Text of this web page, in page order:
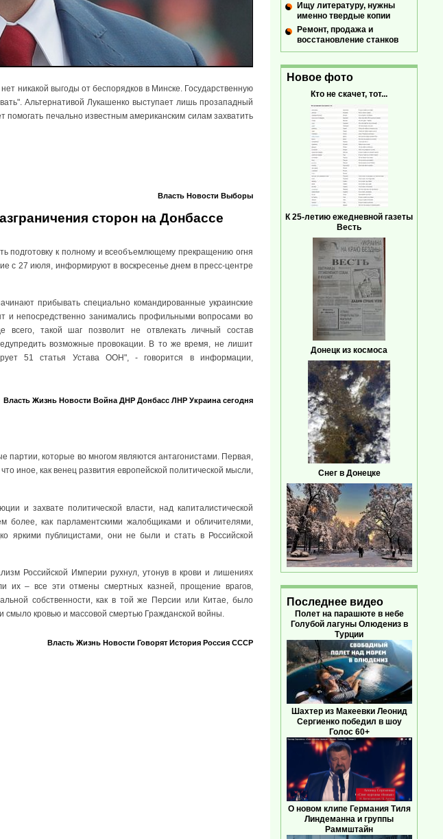
никакой выгоды от беспорядков в Минске. Государственную
Альтернативой Лукашенко выступает лишь прозападный
помогать печально известным американским силам захватить
Власть Новости Выборы
сторон на Донбассе
подготовку к полному и всеобъемлющему прекращению огня
с 27 июля, информируют в воскресенье днем в пресс-центре
прибывать специально командированные украинские
непосредственно занимались профильными вопросами во
такой шаг позволит не отвлекать личный состав
возможные провокации. В то же время, не лишит
51 статья Устава ООН", - говорится в информации,
Власть Жизнь Новости Война ДНР Донбасс ЛНР Украина сегодня
которые во многом являются антагонистами. Первая,
иное, как венец развития европейской политической мысли,
и захвате политической власти, над капиталистической
более, как парламентскими жалобщиками и обличителями,
яркими публицистами, они не были и стать в Российской
Российской Империи рухнул, утонув в крови и лишениях
– все эти отмены смертных казней, прощение врагов,
собственности, как в той же Персии или Китае, было
смыло кровью и массовой смертью Гражданской войны.
Власть Жизнь Новости Говорят История Россия СССР
Ищу литературу, нужны
именно твердые копии
Ремонт, продажа и
восстановление станков
Новое фото
Кто не скачет, тот...
К 25-летию ежедневной газеты
Весть
Донецк из космоса
Снег в Донецке
Последнее видео
Полет на парашюте в небе
Голубой лагуны Олюдениз в
Турции
Шахтер из Макеевки Леонид
Сергиенко победил в шоу
Голос 60+
О новом клипе Германия Тиля
Линдеманна и группы
Раммштайн